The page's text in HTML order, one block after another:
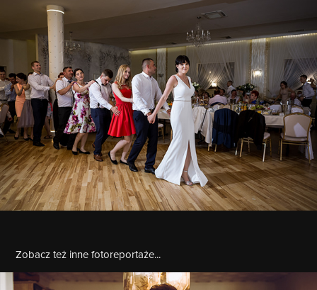
Zobacz też inne fotoreportaże...